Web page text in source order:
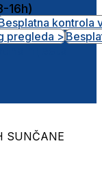
16h)
kontrola
pregleda >
SUNČANE